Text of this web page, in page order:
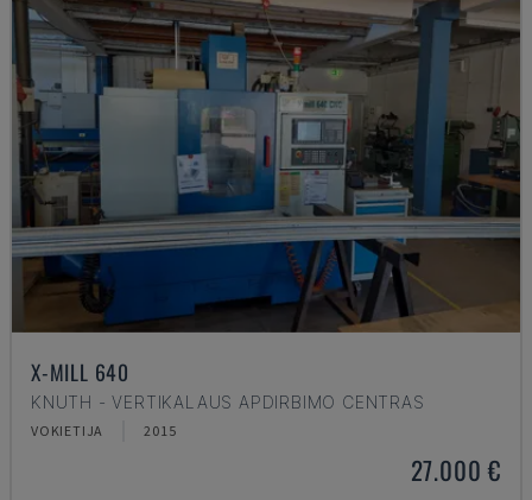
X-MILL 640
KNUTH - VERTIKALAUS APDIRBIMO CENTRAS
VOKIETIJA 2015
27.000 €